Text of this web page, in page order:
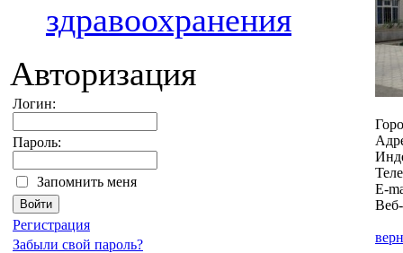
здравоохранения
Авторизация
Логин:
Пароль:
Запомнить меня
Регистрация
Забыли свой пароль?
E-